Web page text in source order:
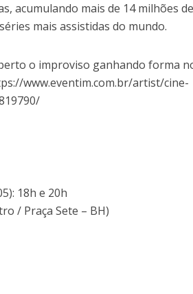
acumulando mais de 14 milhões
mais assistidas do mundo.
o improviso ganhando forma
www.eventim.com.br/artist/cine-
18h e 20h
/ Praça Sete – BH)